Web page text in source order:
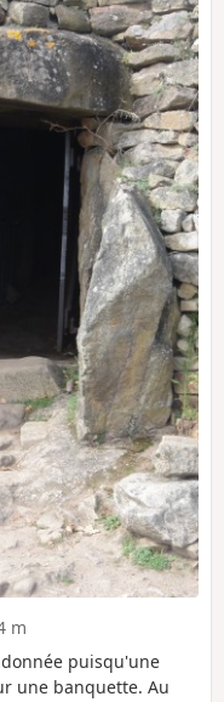
m
puisqu'une
une banquette. Au